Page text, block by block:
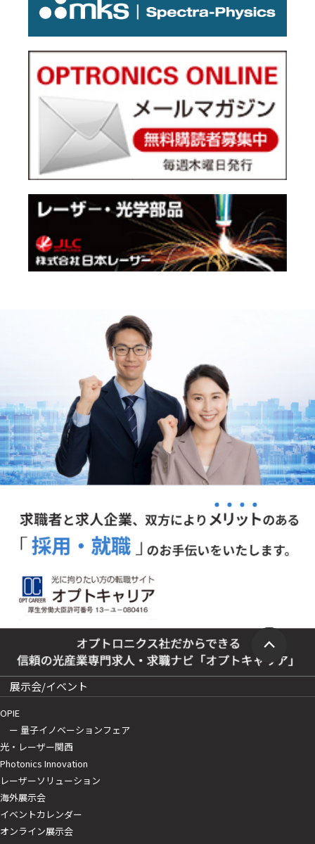
展示会/イベント
OPIE
ー 量子イノベーションフェア
光・レーザー関西
Photonics Innovation
レーザーソリューション
海外展示会
イベントカレンダー
オンライン展示会